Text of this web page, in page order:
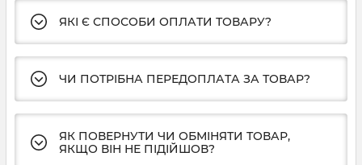
ЯКІ Є СПОСОБИ ОПЛАТИ ТОВАРУ?
ЧИ ПОТРІБНА ПЕРЕДОПЛАТА ЗА ТОВАР?
ЯК ПОВЕРНУТИ ЧИ ОБМІНЯТИ ТОВАР,
ЯКЩО ВІН НЕ ПІДІЙШОВ?